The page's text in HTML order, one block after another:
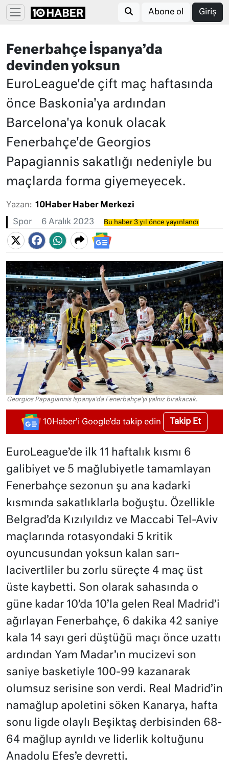
Abone ol Giriş
Fenerbahçe İspanya’da
devinden yoksun
EuroLeague'de çift maç haftasında
önce Baskonia'ya ardından
Barcelona'ya konuk olacak
Fenerbahçe'de Georgios
Papagiannis sakatlığı nedeniyle bu
maçlarda forma giyemeyecek.
Yazan: 10Haber Haber Merkezi
Spor 6 Aralık 2023 Bu haber 3 yıl önce yayınlandı
Georgios Papagiannis İspanya'da Fenerbahçe'yi yalnız bırakacak.
10Haber'i Google'da takip edin Takip Et
EuroLeague’de ilk 11 haftalık kısmı 6
galibiyet ve 5 mağlubiyetle tamamlayan
Fenerbahçe sezonun şu ana kadarki
kısmında sakatlıklarla boğuştu. Özellikle
Belgrad’da Kızılyıldız ve Maccabi Tel-Aviv
maçlarında rotasyondaki 5 kritik
oyuncusundan yoksun kalan sarı-
lacivertliler bu zorlu süreçte 4 maç üst
üste kaybetti. Son olarak sahasında o
güne kadar 10’da 10’la gelen Real Madrid’i
ağırlayan Fenerbahçe, 6 dakika 42 saniye
kala 14 sayı geri düştüğü maçı önce uzattı
ardından Yam Madar’ın mucizevi son
saniye basketiyle 100-99 kazanarak
olumsuz serisine son verdi. Real Madrid’in
namağlup apoletini söken Kanarya, hafta
sonu ligde olaylı Beşiktaş derbisinden 68-
64 mağlup ayrıldı ve liderlik koltuğunu
Anadolu Efes’e devretti.